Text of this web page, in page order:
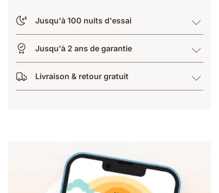
Jusqu'à 100 nuits d'essai
Jusqu'à 2 ans de garantie
Livraison & retour gratuit